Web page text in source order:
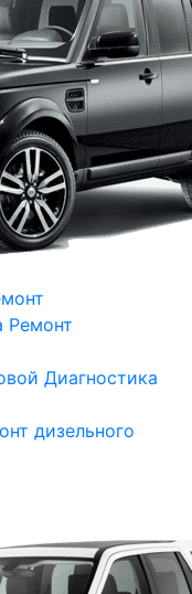
Ремонт
Диагностика
дизельного